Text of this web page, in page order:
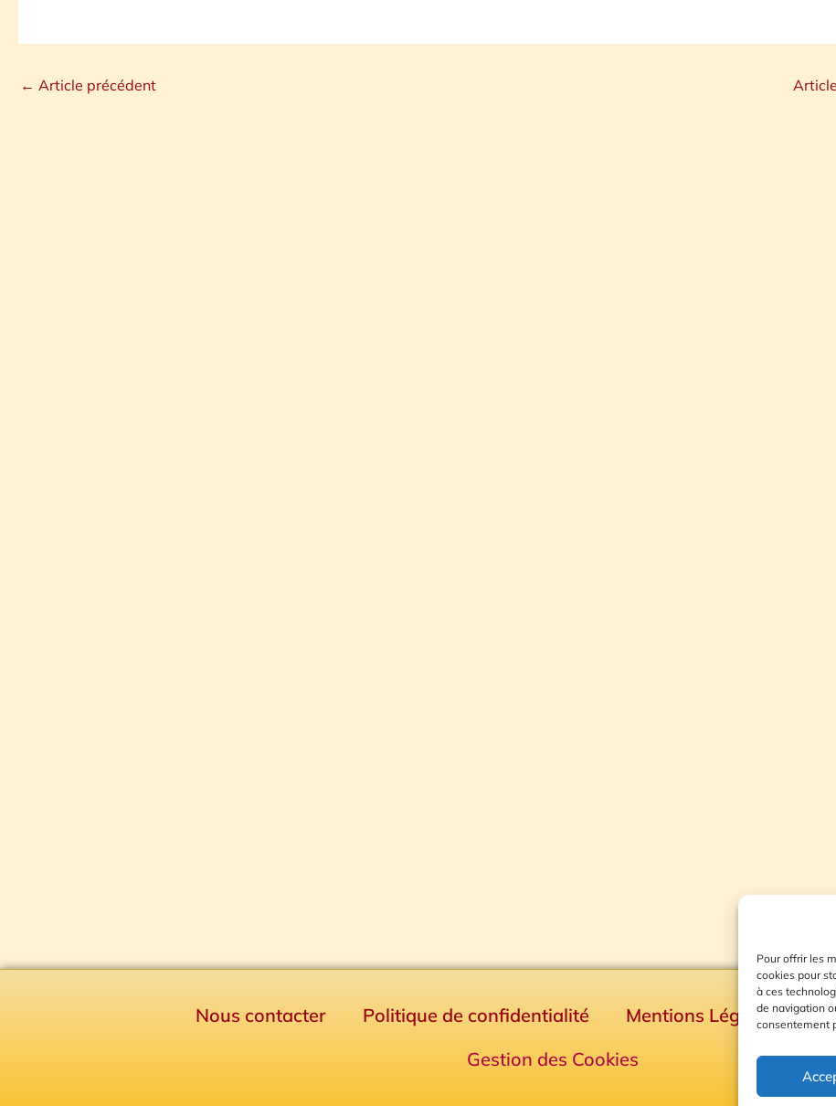
Pour offrir les
cookies pour
à ces
de navigation
consentement
← Article précédent
Nous contacter Politique de confidentialité Mentions Légales
Gestion des Cookies